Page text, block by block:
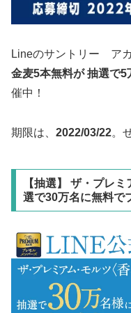
Lineのサントリー アカ
金麦5本無料が 抽選で5
催中！
期限は、 2022/03/22。
【抽選】 ザ・プレ
選で30万名に無料で